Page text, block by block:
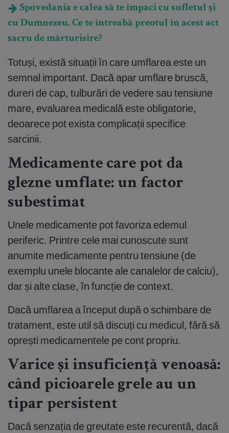
Spovedania e calea să te împaci cu sufletul și
cu Dumnezeu. Ce te întreabă preotul în acest act
sacru de mărturisire?
Totuși, există situații în care umflarea este un
semnal important. Dacă apar umflare bruscă,
dureri de cap, tulburări de vedere sau tensiune
mare, evaluarea medicală este obligatorie,
deoarece pot exista complicații specifice
sarcinii.
Medicamente care pot da
glezne umflate: un factor
subestimat
Unele medicamente pot favoriza edemul
periferic. Printre cele mai cunoscute sunt
anumite medicamente pentru tensiune (de
exemplu unele blocante ale canalelor de calciu),
dar și alte clase, în funcție de context.
Dacă umflarea a început după o schimbare de
tratament, este util să discuți cu medicul, fără să
oprești medicamentele pe cont propriu.
Varice și insuficiență venoasă:
când picioarele grele au un
tipar persistent
Dacă senzația de greutate este recurentă, dacă